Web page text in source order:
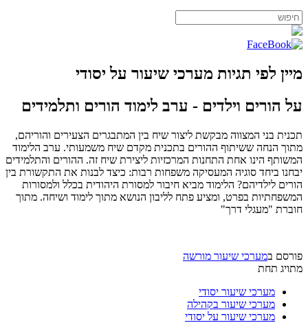
מיין לפי תגיות מערכי שיעור על יסודי
על הורים וילדים - ערב לימוד הורים ותלמידים
תכנית בני המצווה מבקשת ליצור שיח בין המתבגרים הצעירים והוריהם,
מתוך הנחה ששיתוף ההורים בתכנית מקדם שיח משמעותי. ערב הלימוד
המשותף הינו אחת התחנות המרכזיות ליצירת שיח זה. ההורים והתלמידים
יבחנו ביחד סוגיה המעסיקה משפחות רבות: כיצד לבנות את התקשורת בין
הורים לילדיהם? הלימוד מביא חיבור למסורת היהודית בכלל ולמסורות
המשפחתיות בפרט, ומציע פתח לליבון הנושא מתוך לימוד ושיחה. מתוך
חוברת "מעגלי דרך"
פורסם במערכי שיעור מורשה
מתויג תחת
מערכי שיעור יסודי
מערכי שיעור בקהילה
מערכי שיעור על יסודי